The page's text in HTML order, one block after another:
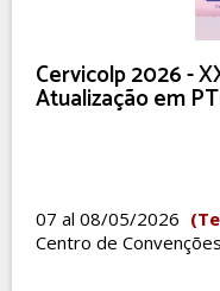
Cervicolp 2026 -
Atualização em
07 al 08/05/2026
Centro de